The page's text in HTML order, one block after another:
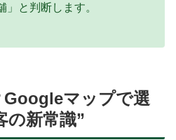
」と判断します。
Googleマップで選
の新常識”